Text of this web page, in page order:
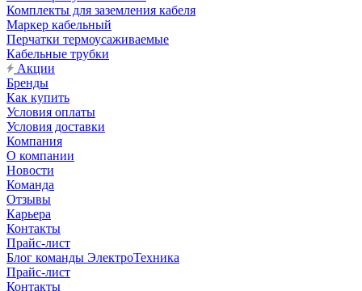
Комплекты для заземления кабеля
Маркер кабельный
Перчатки термоусаживаемые
Кабельные трубки
Акции
Бренды
Как купить
Условия оплаты
Условия доставки
Компания
О компании
Новости
Команда
Отзывы
Карьера
Контакты
Прайс-лист
Блог команды ЭлектроТехника
Прайс-лист
Контакты